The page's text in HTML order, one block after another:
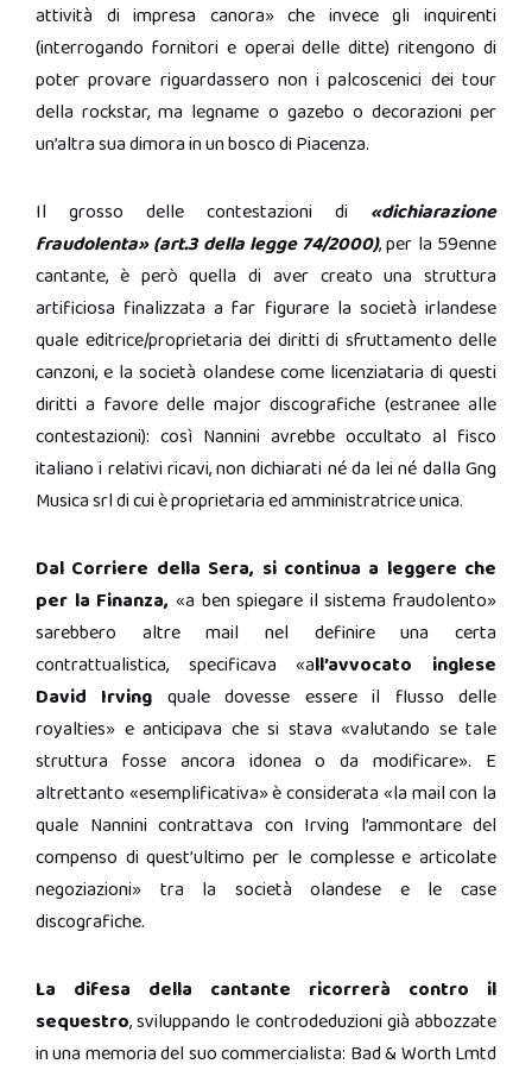
attività di impresa canora» che invece gli inquirenti
(interrogando fornitori e operai delle ditte) ritengono di
poter provare riguardassero non i palcoscenici dei tour
della rockstar, ma legname o gazebo o decorazioni per
un’altra sua dimora in un bosco di Piacenza.
Il grosso delle contestazioni di «dichiarazione
fraudolenta» (art.3 della legge 74/2000), per la 59enne
cantante, è però quella di aver creato una struttura
artificiosa finalizzata a far figurare la società irlandese
quale editrice/proprietaria dei diritti di sfruttamento delle
canzoni, e la società olandese come licenziataria di questi
diritti a favore delle major discografiche (estranee alle
contestazioni): così Nannini avrebbe occultato al fisco
italiano i relativi ricavi, non dichiarati né da lei né dalla Gng
Musica srl di cui è proprietaria ed amministratrice unica.
Dal Corriere della Sera, si continua a leggere che
per la Finanza, «a ben spiegare il sistema fraudolento»
sarebbero altre mail nel definire una certa
contrattualistica, specificava «all’avvocato inglese
David Irving quale dovesse essere il flusso delle
royalties» e anticipava che si stava «valutando se tale
struttura fosse ancora idonea o da modificare». E
altrettanto «esemplificativa» è considerata «la mail con la
quale Nannini contrattava con Irving l’ammontare del
compenso di quest’ultimo per le complesse e articolate
negoziazioni» tra la società olandese e le case
discografiche.
La difesa della cantante ricorrerà contro il
sequestro, sviluppando le controdeduzioni già abbozzate
in una memoria del suo commercialista: Bad & Worth Lmtd